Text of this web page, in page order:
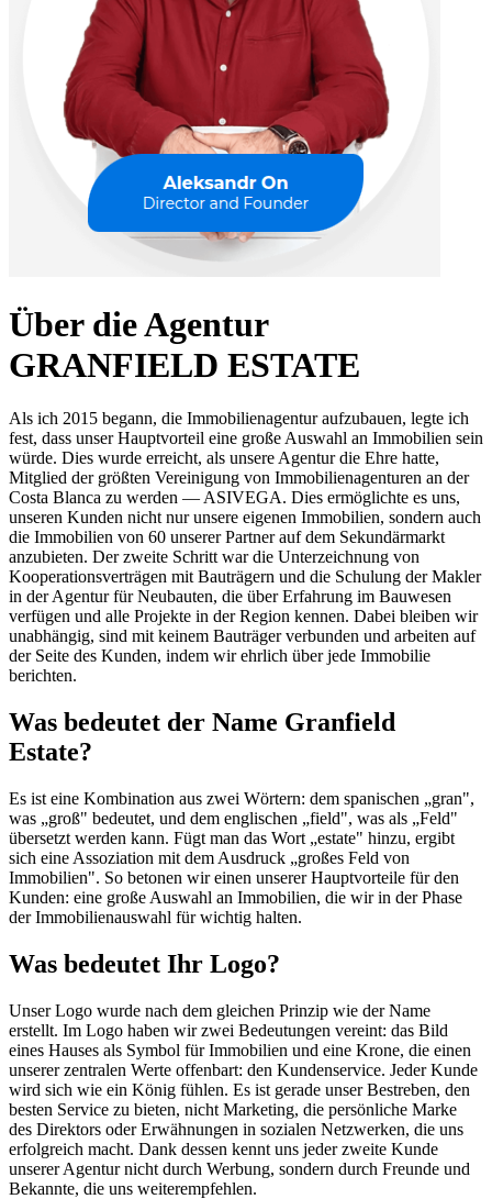
Über die Agentur
GRANFIELD ESTATE
Als ich 2015 begann, die Immobilienagentur aufzubauen, legte ich
fest, dass unser Hauptvorteil eine große Auswahl an Immobilien sein
würde. Dies wurde erreicht, als unsere Agentur die Ehre hatte,
Mitglied der größten Vereinigung von Immobilienagenturen an der
Costa Blanca zu werden — ASIVEGA. Dies ermöglichte es uns,
unseren Kunden nicht nur unsere eigenen Immobilien, sondern auch
die Immobilien von 60 unserer Partner auf dem Sekundärmarkt
anzubieten. Der zweite Schritt war die Unterzeichnung von
Kooperationsverträgen mit Bauträgern und die Schulung der Makler
in der Agentur für Neubauten, die über Erfahrung im Bauwesen
verfügen und alle Projekte in der Region kennen. Dabei bleiben wir
unabhängig, sind mit keinem Bauträger verbunden und arbeiten auf
der Seite des Kunden, indem wir ehrlich über jede Immobilie
berichten.
Was bedeutet der Name Granfield
Estate?
Es ist eine Kombination aus zwei Wörtern: dem spanischen „gran",
was „groß" bedeutet, und dem englischen „field", was als „Feld"
übersetzt werden kann. Fügt man das Wort „estate" hinzu, ergibt
sich eine Assoziation mit dem Ausdruck „großes Feld von
Immobilien". So betonen wir einen unserer Hauptvorteile für den
Kunden: eine große Auswahl an Immobilien, die wir in der Phase
der Immobilienauswahl für wichtig halten.
Was bedeutet Ihr Logo?
Unser Logo wurde nach dem gleichen Prinzip wie der Name
erstellt. Im Logo haben wir zwei Bedeutungen vereint: das Bild
eines Hauses als Symbol für Immobilien und eine Krone, die einen
unserer zentralen Werte offenbart: den Kundenservice. Jeder Kunde
wird sich wie ein König fühlen. Es ist gerade unser Bestreben, den
besten Service zu bieten, nicht Marketing, die persönliche Marke
des Direktors oder Erwähnungen in sozialen Netzwerken, die uns
erfolgreich macht. Dank dessen kennt uns jeder zweite Kunde
unserer Agentur nicht durch Werbung, sondern durch Freunde und
Bekannte, die uns weiterempfehlen.